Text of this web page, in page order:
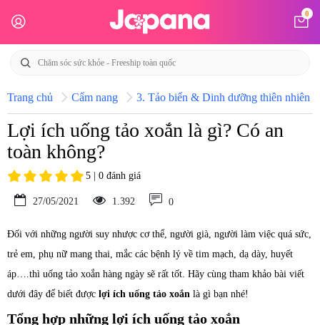
0
Trang chủ Cẩm nang 3. Tảo biển & Dinh dưỡng thiên nhiên
Lợi ích uống tảo xoắn là gì? Có an
toàn không?
5 | 0 đánh giá
27/05/2021 1.392 0
Đối với những người suy nhược cơ thể, người già, người làm việc quá sức,
trẻ em, phụ nữ mang thai, mắc các bệnh lý về tim mạch, dạ dày, huyết
áp….thì uống tảo xoắn hàng ngày sẽ rất tốt. Hãy cùng tham khảo bài viết
dưới đây để biết được lợi ích uống tảo xoắn là gì bạn nhé!
Tổng hợp những lợi ích uống tảo xoắn